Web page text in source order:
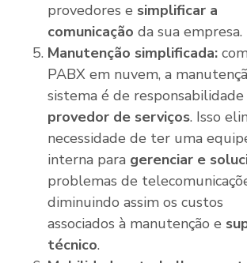
provedores e simplificar a
comunicação da sua empresa.
Manutenção simplificada:
PABX em nuvem, a
sistema é de responsabilidade
provedor de serviços. Isso
necessidade de ter uma
interna para gerenciar e
problemas de
diminuindo assim os custos
associados à manutenção e
técnico.